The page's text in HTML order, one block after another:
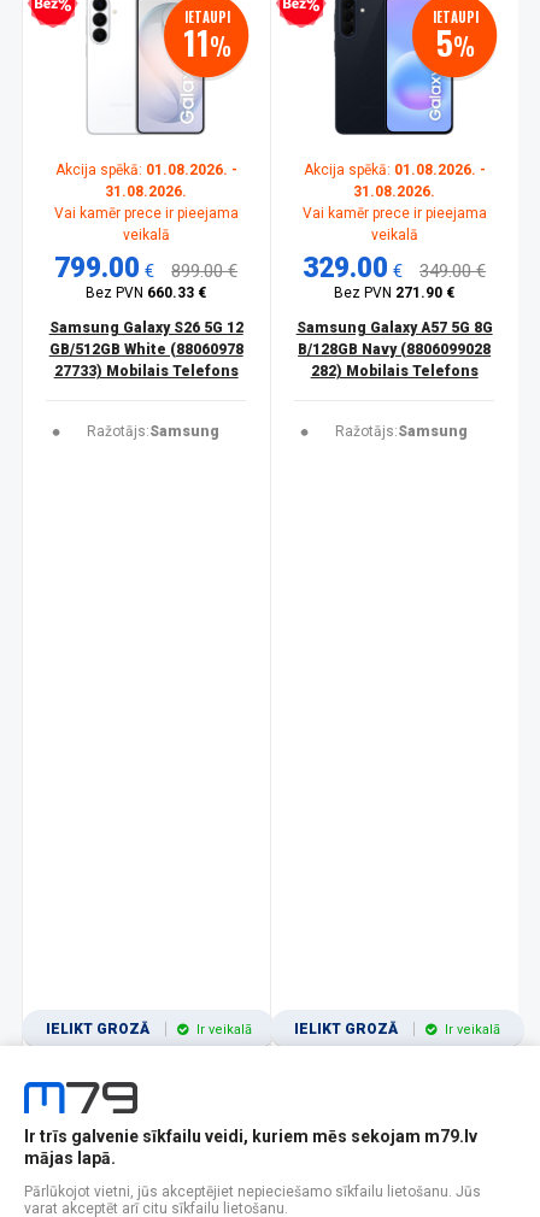
kredīts IETAUPI
11%
Akcija spēkā: 01.08.2026. -
31.08.2026.
Vai kamēr prece ir pieejama
veikalā
799.00 € 899.00 €
Bez PVN 660.33 €
Samsung Galaxy S26 5G 12
GB/512GB White (88060978
27733) Mobilais Telefons
Ražotājs:Samsung
IELIKT GROZĀ Ir veikalā
Bezprocentu kredīts IETAUPI
5%
Akcija spēkā: 01.08.2026. -
31.08.2026.
Vai kamēr prece ir pieejama
veikalā
329.00 € 349.00 €
Bez PVN 271.90 €
Samsung Galaxy A57 5G 8G
B/128GB Navy (8806099028
282) Mobilais Telefons
Ražotājs:Samsung
IELIKT GROZĀ Ir veikalā
1 2 3 4 5 6 7 8 9 10 11
Popularitātes Rādīt 12
Ir trīs galvenie sīkfailu veidi, kuriem mēs sekojam m79.lv
mājas lapā.
Pārlūkojot vietni, jūs akceptējiet nepieciešamo sīkfailu lietošanu. Jūs
varat akceptēt arī citu sīkfailu lietošanu.